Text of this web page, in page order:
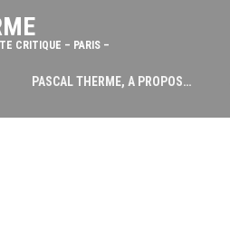
CRITIQUE – PARIS –
PASCAL THERME, A PROPOS…